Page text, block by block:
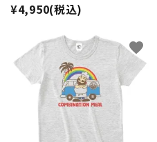
¥4,950(税込)
favorite